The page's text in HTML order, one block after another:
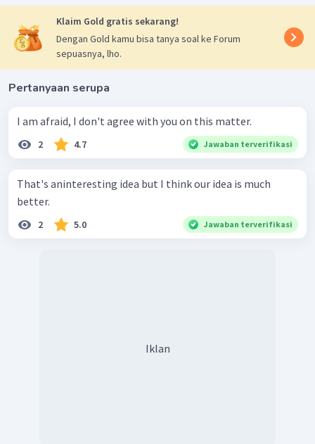
Klaim Gold gratis sekarang!
Dengan Gold kamu bisa tanya soal ke Forum
sepuasnya, lho.
Pertanyaan serupa
I am afraid, I don't agree with you on this matter.
2 4.7 Jawaban terverifikasi
That's aninteresting idea but I think our idea is much
better.
2 5.0 Jawaban terverifikasi
Iklan